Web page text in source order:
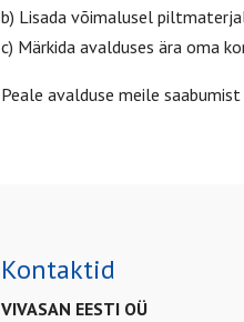
b) Lisada võimalusel
c) Märkida avalduses ära oma
Peale avalduse meile
Kontaktid
VIVASAN EESTI OÜ